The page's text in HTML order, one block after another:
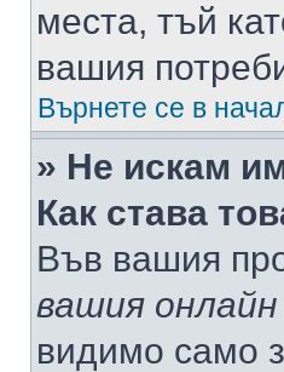
места, тъй
вашия
Върнете се в
» Не искам
Как става
Във вашия
вашия
видимо само